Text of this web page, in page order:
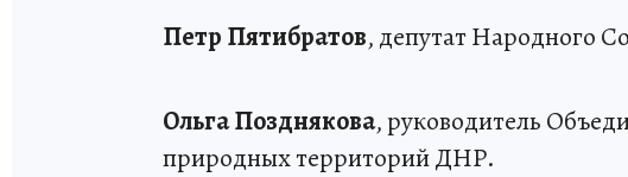
Петр Пятибратов, депутат Народного
Ольга Позднякова, руководитель
природных территорий ДНР.